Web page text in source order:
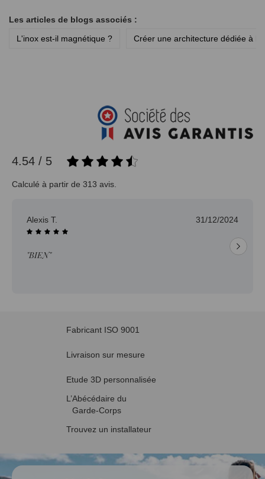
Les articles de blogs associés :
L'inox est-il magnétique ?
Créer une architecture dédiée à la
4.54 / 5
Calculé à partir de 313 avis.
Alexis T. 31/12/2024
"BIEN"
Fabricant ISO 9001
Livraison sur mesure
Etude 3D personnalisée
L’Abécédaire du
Garde-Corps
Trouvez un installateur